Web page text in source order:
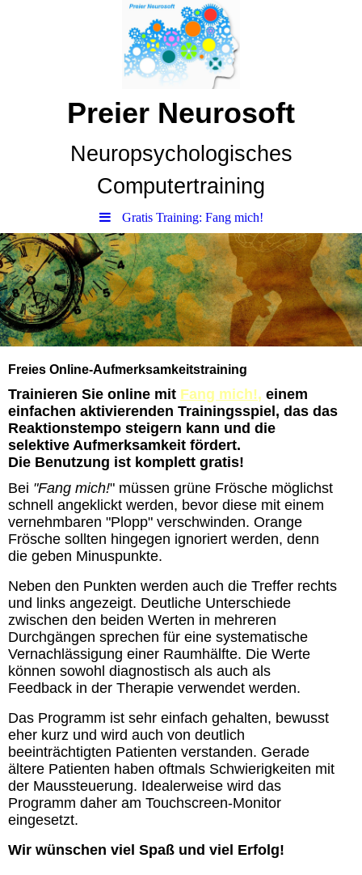
Preier Neurosoft
Neuropsychologisches
Computertraining
Gratis Training: Fang mich!
Freies Online-Aufmerksamkeitstraining
Trainieren Sie online mit Fang mich!, einem
einfachen aktivierenden Trainingsspiel, das das
Reaktionstempo steigern kann und die
selektive Aufmerksamkeit fördert.
Die Benutzung ist komplett gratis!
Bei "Fang mich!" müssen grüne Frösche möglichst
schnell angeklickt werden, bevor diese mit einem
vernehmbaren "Plopp" verschwinden. Orange
Frösche sollten hingegen ignoriert werden, denn
die geben Minuspunkte.
Neben den Punkten werden auch die Treffer rechts
und links angezeigt. Deutliche Unterschiede
zwischen den beiden Werten in mehreren
Durchgängen sprechen für eine systematische
Vernachlässigung einer Raumhälfte. Die Werte
können sowohl diagnostisch als auch als
Feedback in der Therapie verwendet werden.
Das Programm ist sehr einfach gehalten, bewusst
eher kurz und wird auch von deutlich
beeinträchtigten Patienten verstanden. Gerade
ältere Patienten haben oftmals Schwierigkeiten mit
der Maussteuerung. Idealerweise wird das
Programm daher am Touchscreen-Monitor
eingesetzt.
Wir wünschen viel Spaß und viel Erfolg!